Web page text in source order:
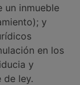
un inmueble
y
en los
y
ley.